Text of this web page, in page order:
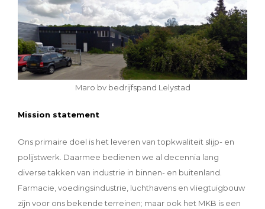
Maro bv bedrijfspand Lelystad
Mission statement
Ons primaire doel is het leveren van topkwaliteit slijp- en
polijstwerk. Daarmee bedienen we al decennia lang
diverse takken van industrie in binnen- en buitenland.
Farmacie, voedingsindustrie, luchthavens en vliegtuigbouw
zijn voor ons bekende terreinen; maar ook het MKB is een